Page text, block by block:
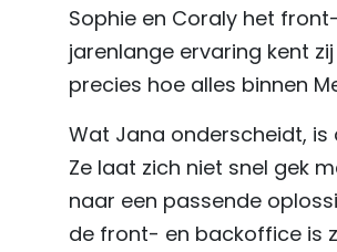
Sophie en Coraly het
jarenlange ervaring kent
precies hoe alles binnen
Wat Jana onderscheidt,
Ze laat zich niet snel gek
naar een passende
de front- en backoffice is